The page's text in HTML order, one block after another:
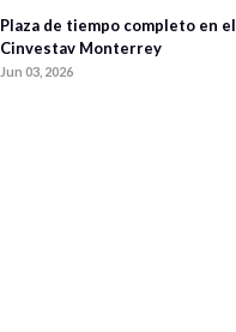
Plaza de tiempo completo en el
Cinvestav Monterrey
Jun 03, 2026